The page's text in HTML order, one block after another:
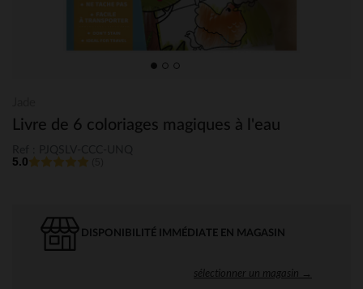
Livre de 6 coloriages magiques à l'eau
5.0
DISPONIBILITÉ IMMÉDIATE EN MAGASIN
sélectionner un magasin →